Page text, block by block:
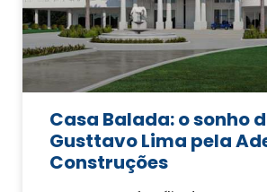
Casa Balada: o sonho
Gusttavo Lima pela
Construções